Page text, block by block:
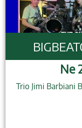
Ne
Trio Jimi Barbiani